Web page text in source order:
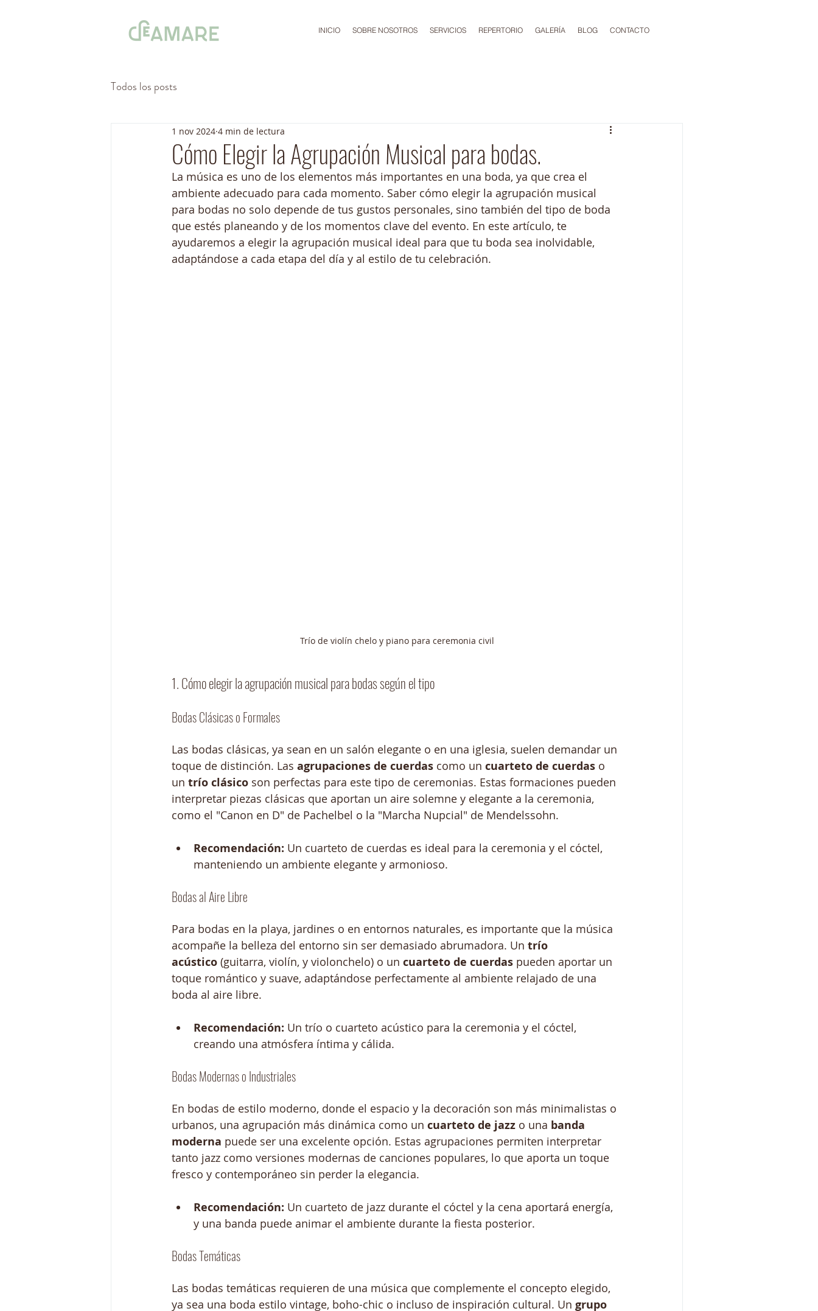
INICIO SOBRE NOSOTROS SERVICIOS REPERTORIO GALERÍA BLOG CONTACTO
Todos los posts
Cómo Elegir la Agrupación Musical para bodas.
1 nov 2024 4 min de lectura
La música es uno de los elementos más importantes en una boda, ya que crea el
ambiente adecuado para cada momento. Saber cómo elegir la agrupación musical
para bodas no solo depende de tus gustos personales, sino también del tipo de boda
que estés planeando y de los momentos clave del evento. En este artículo, te
ayudaremos a elegir la agrupación musical ideal para que tu boda sea inolvidable,
adaptándose a cada etapa del día y al estilo de tu celebración.
Trío de violín chelo y piano para ceremonia civil
1. Cómo elegir la agrupación musical para bodas según el tipo
Bodas Clásicas o Formales
Las bodas clásicas, ya sean en un salón elegante o en una iglesia, suelen demandar un
toque de distinción. Las agrupaciones de cuerdas como un cuarteto de cuerdas o
un trío clásico son perfectas para este tipo de ceremonias. Estas formaciones pueden
interpretar piezas clásicas que aportan un aire solemne y elegante a la ceremonia,
como el "Canon en D" de Pachelbel o la "Marcha Nupcial" de Mendelssohn.
Recomendación: Un cuarteto de cuerdas es ideal para la ceremonia y el cóctel,
manteniendo un ambiente elegante y armonioso.
Bodas al Aire Libre
Para bodas en la playa, jardines o en entornos naturales, es importante que la música
acompañe la belleza del entorno sin ser demasiado abrumadora. Un trío
acústico (guitarra, violín, y violonchelo) o un cuarteto de cuerdas pueden aportar un
toque romántico y suave, adaptándose perfectamente al ambiente relajado de una
boda al aire libre.
Recomendación: Un trío o cuarteto acústico para la ceremonia y el cóctel,
creando una atmósfera íntima y cálida.
Bodas Modernas o Industriales
En bodas de estilo moderno, donde el espacio y la decoración son más minimalistas o
urbanos, una agrupación más dinámica como un cuarteto de jazz o una banda
moderna puede ser una excelente opción. Estas agrupaciones permiten interpretar
tanto jazz como versiones modernas de canciones populares, lo que aporta un toque
fresco y contemporáneo sin perder la elegancia.
Recomendación: Un cuarteto de jazz durante el cóctel y la cena aportará energía,
y una banda puede animar el ambiente durante la fiesta posterior.
Bodas Temáticas
Las bodas temáticas requieren de una música que complemente el concepto elegido,
ya sea una boda estilo vintage, boho-chic o incluso de inspiración cultural. Un grupo